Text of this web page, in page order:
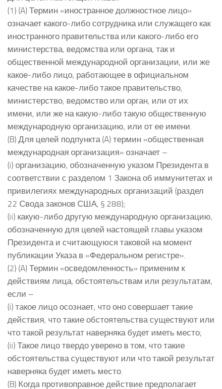
(1) (A) Термин «иностранное должностное лицо»
означает какого-либо сотрудника или служащего как
иностранного правительства или какого-либо его
министерства, ведомства или органа, так и
общественной международной организации, или же
какое-либо лицо, работающее в официальном
качестве на какое-либо такое правительство,
министерство, ведомство или орган, или от их
имени, или же на какую-либо такую общественную
международную организацию, или от ее имени.
(B) Для целей подпункта (A) термин «общественная
международная организация» означает –
(i) организацию, обозначенную указом Президента в
соответствии с разделом 1 Закона об иммунитетах и
привилегиях международных организаций (раздел
22 Свода законов США, § 288);
(ii) какую-либо другую международную организацию,
обозначенную для целей настоящей главы указом
Президента и считающуюся таковой на момент
публикации Указа в «Федеральном регистре».
(2) (A) Термин «осведомленность» применим к
действиям лица, обстоятельствам или результатам,
если –
(i) такое лицо осознает, что оно совершает такие
действия, что такие обстоятельства существуют или
что такой результат наверняка будет иметь место;
(ii) Такое лицо твердо уверено в том, что такие
обстоятельства существуют или что такой результат
наверняка будет иметь место.
(B) Когда противоправное действие предполагает